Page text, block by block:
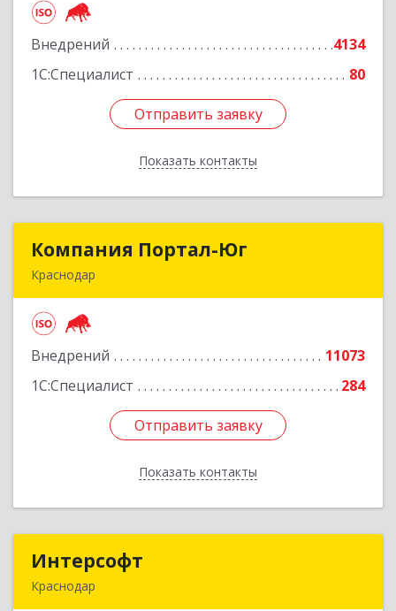
Внедрений
4134
1С:Специалист
80
Отправить заявку
Показать контакты
Подробнее
Отправить заявку
Назад
Компания Портал-Юг
Краснодар
Внедрений
11073
1С:Специалист
284
Отправить заявку
Показать контакты
Компания Портал-Юг
Подробнее
Отправить заявку
Назад
Интерсофт
Краснодар